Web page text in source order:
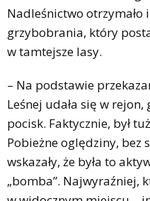
Nadleśnictwo
grzybobrania, który
w tamtejsze lasy.
– Na podstawie
Leśnej udała się w
pocisk. Faktycznie, był
Pobieżne oględziny, bez
wskazały, że była to
„bomba”. Najwyraźniej,